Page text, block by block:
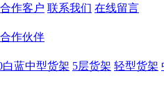
合作客户 联系我们 在线留言
合作伙伴
白蓝中型货架 5层货架 轻型货架